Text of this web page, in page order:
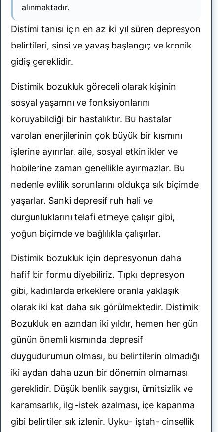
alınmaktadır.
Distimi tanısı için en az iki yıl süren depresyon
belirtileri, sinsi ve yavaş başlangıç ve kronik
gidiş gereklidir.
Distimik bozukluk göreceli olarak kişinin
sosyal yaşamnı ve fonksiyonlarını
koruyabildiği bir hastalıktır. Bu hastalar
varolan enerjilerinin çok büyük bir kısmını
işlerine ayırırlar, aile, sosyal etkinlikler ve
hobilerine zaman genellikle ayırmazlar. Bu
nedenle evlilik sorunlarını oldukça sık biçimde
yaşarlar. Sanki depresif ruh hali ve
durgunluklarını telafi etmeye çalışır gibi,
yoğun biçimde ve bağlılıkla çalışırlar.
Distimik bozukluk için depresyonun daha
hafif bir formu diyebiliriz. Tıpkı depresyon
gibi, kadınlarda erkeklere oranla yaklaşık
olarak iki kat daha sık görülmektedir. Distimik
Bozukluk en azından iki yıldır, hemen her gün
günün önemli kısmında depresif
duygudurumun olması, bu belirtilerin olmadığı
iki aydan daha uzun bir dönemin olmaması
gereklidir. Düşük benlik saygısı, ümitsizlik ve
karamsarlık, ilgi-istek azalması, içe kapanma
gibi belirtiler sık izlenir. Uyku- iştah- cinsellik